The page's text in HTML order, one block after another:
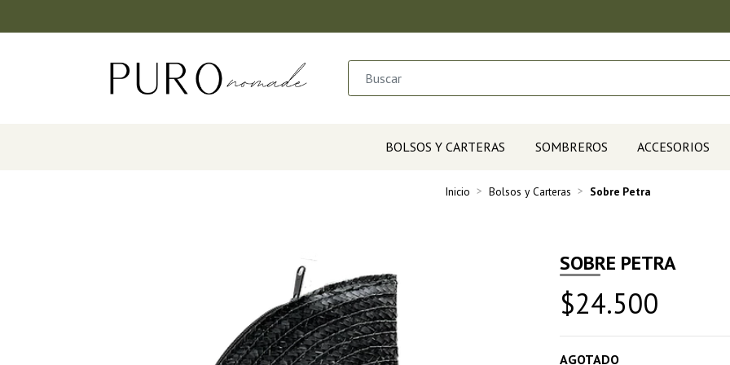
BOLSOS Y CARTERAS SOMBREROS ACCESORIOS
Inicio Bolsos y Carteras Sobre Petra
SOBRE PETRA
$24.500
AGOTADO